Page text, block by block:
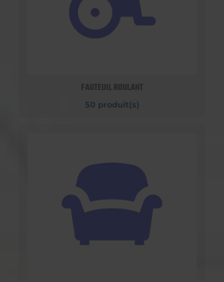
FAUTEUIL ROULANT
50 produit(s)